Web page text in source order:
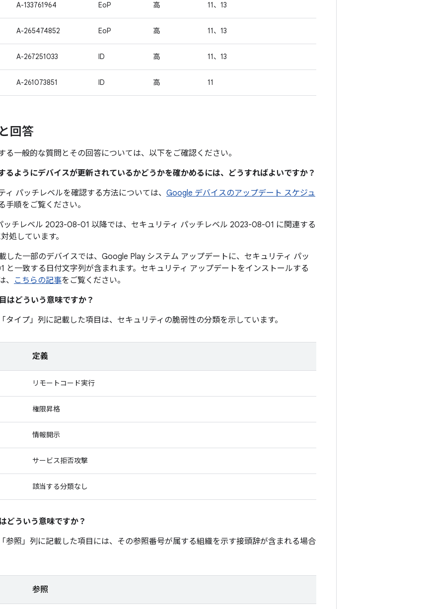
A-133761964 EoP 高 11、13
A-265474852 EoP 高 11、13
A-267251033 ID 高 11、13
A-261073851 ID 高 11
回答
る一般的な質問とその回答については、以下をご確認ください。
るようにデバイスが更新されているかどうかを確かめるには、どうすればよいですか？
ィ パッチレベルを確認する方法については、 Google デバイスのアップデート スケジュ
手順をご覧ください。
ッチレベル 2023-08-01 以降では、セキュリティ パッチレベル 2023-08-01 に関連する
処しています。
した一部のデバイスでは、Google Play システム アップデートに、セキュリティ パッ
と一致する日付文字列が含まれます。セキュリティ アップデートをインストールする
こちらの記事をご覧ください。
はどういう意味ですか？
タイプ」 列に記載した項目は、セキュリティの脆弱性の分類を示しています。
定義
リモートコード実行
権限昇格
情報開示
サービス拒否攻撃
該当する分類なし
どういう意味ですか？
参照」 列に記載した項目には、その参照番号が属する組織を示す接頭辞が含まれる場合
参照